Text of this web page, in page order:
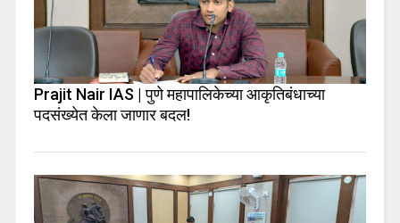
Prajit Nair IAS | पुणे महापालिकेच्या आकृतिबंधाच्या
पदसंख्येत केला जाणार बदल!